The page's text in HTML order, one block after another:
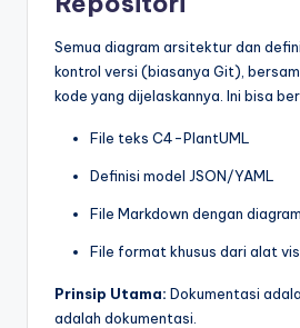
Semua diagram arsitektur dan
kontrol versi (biasanya Git),
kode yang dijelaskannya. Ini bisa
File teks C4-PlantUML
Definisi model JSON/YAML
File Markdown dengan
File format khusus dari alat
Prinsip Utama: Dokumentasi
adalah dokumentasi.